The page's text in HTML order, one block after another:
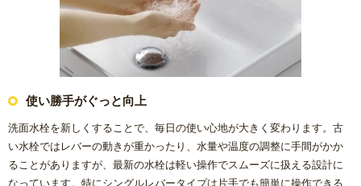
エコキュート
システムキッチン
使い勝手がぐっと向上
洗面水栓を新しくすることで、毎日の使い心地が大きく変わります。古
い水栓ではレバーの動きが重かったり、水量や温度の調整に手間がかか
ることがありますが、最新の水栓は軽い操作でスムーズに扱える設計に
なっています。特にシングルレバータイプは片手でも簡単に操作できる